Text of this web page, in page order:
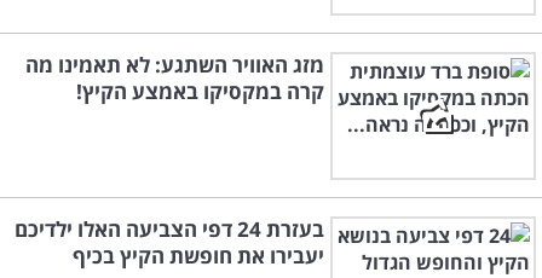
מזג האוויר השתגע: לא תאמינו מה
קרה במקסיקו באמצע הקיץ!
בעזרת 24 דפי הצביעה האלו ילדיכם
יעבירו את חופשת הקיץ בכיף